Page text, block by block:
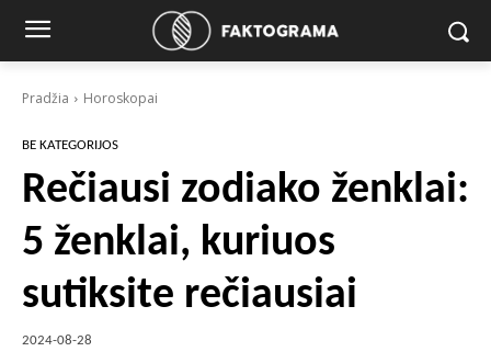
Pradžia Horoskopai
BE KATEGORIJOS
Rečiausi zodiako ženklai:
5 ženklai, kuriuos
sutiksite rečiausiai
2024-08-28